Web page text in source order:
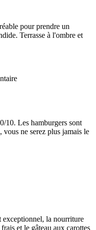
pour prendre un
Terrasse à l'ombre et
10. Les hamburgers sont
vous ne serez plus jamais le
exceptionnel, la nourriture
et le gâteau aux carottes